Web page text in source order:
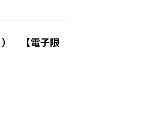
） 【電子限